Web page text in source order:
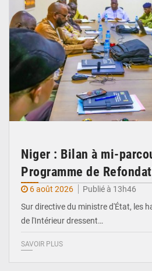
Niger : Bilan à mi-
Programme de
6 août 2026
Publié à 13h46
Sur directive du ministre d'État, les
de l'Intérieur dressent…
SAVOIR PLUS